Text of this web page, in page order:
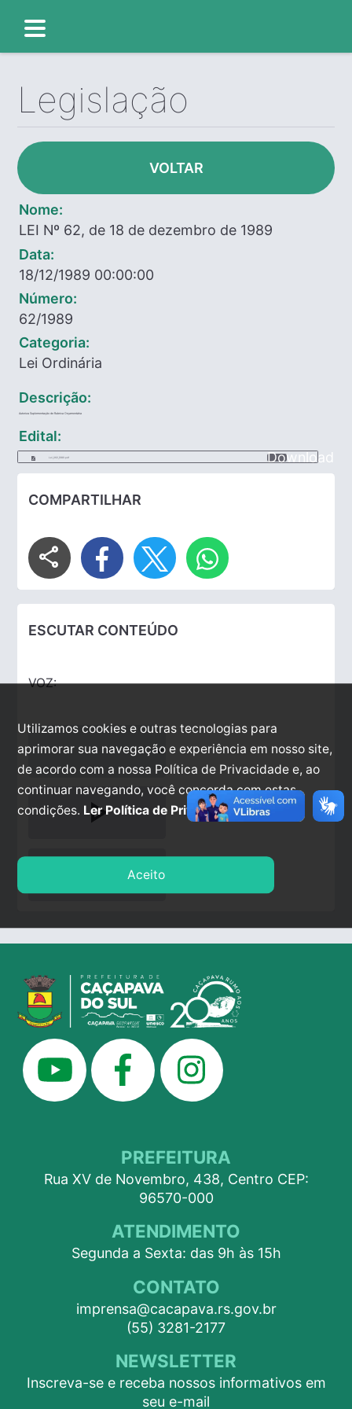
Legislação
VOLTAR
Nome:
LEI Nº 62, de 18 de dezembro de 1989
Data:
18/12/1989 00:00:00
Número:
62/1989
Categoria:
Lei Ordinária
Descrição:
Autoriza Suplementação de Rubrica Orçamentária
Edital:
Lei_062_1989.pdf Download
COMPARTILHAR
share
ESCUTAR CONTEÚDO
VOZ:
play_arrow
PREFEITURA
Rua XV de Novembro, 438, Centro CEP:
96570-000
ATENDIMENTO
Segunda a Sexta: das 9h às 15h
CONTATO
imprensa@cacapava.rs.gov.br
(55) 3281-2177
NEWSLETTER
Inscreva-se e receba nossos informativos em
seu e-mail
Utilizamos cookies e outras tecnologias para
aprimorar sua navegação e experiência em nosso site,
de acordo com a nossa Política de Privacidade e, ao
continuar navegando, você concorda com estas
condições. Ler Política de Privacidade.
Aceito